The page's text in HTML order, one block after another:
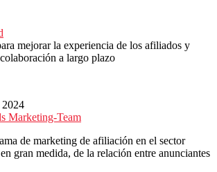
mejorar la experiencia de los afiliados y
a largo plazo
Marketing-Team
de marketing de afiliación en el sector
gran medida, de la relación entre anunciantes